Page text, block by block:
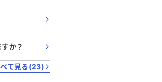
か？
べて見る(23)